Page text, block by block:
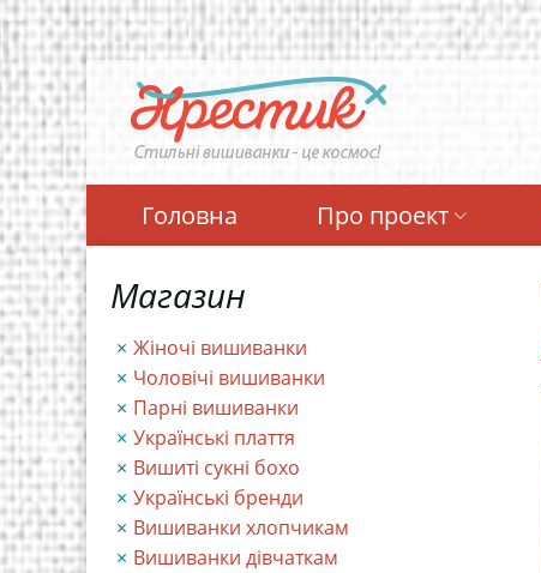
Перейти
до
основного
вмісту
Головна Про проект
Магазин
Жіночі вишиванки
Чоловічі вишиванки
Парні вишиванки
Українські плаття
Вишиті сукні бохо
Українські бренди
Вишиванки хлопчикам
Вишиванки дівчаткам